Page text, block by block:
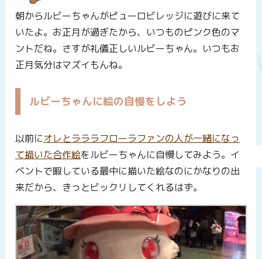
朝からルビーちゃんがピューロビレッジに遊びに来て
いたよ。お正月が過ぎたから、いつものピンク色のマ
ントだね。さすが礼儀正しいルビーちゃん。いつもお
正月気分はマズイもんね。
ルビーちゃんに絵の自慢をしよう
以前にオレとラララフローラファンの人が一緒になっ
て描いた合作絵をルビーちゃんに自慢してみよう。イ
ベントで暇している最中に描いた絵なのにかなりの出
来だから、きっとビックリしてくれるはず。